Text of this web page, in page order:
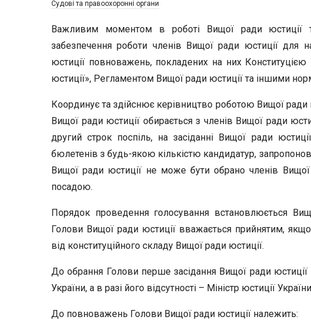
Судові та правоохоронні органи
Важливим моментом в роботі Вищої ради юстиції
забезпечення роботи членів Вищої ради юстиції для
юстиції повноважень, покладених на них
юстиції», Регламентом Вищої ради юстиції та іншими
Координує та здійснює керівництво роботою Вищої ради
Вищої ради юстиції обирається з членів Вищої ради
другий строк поспіль, на засіданні Вищої ради
бюлетенів з будь-якою кількістю кандидатур,
Вищої ради юстиції не може бути обрано членів Вищої
посадою.
Порядок проведення голосування встановлюється
Голови Вищої ради юстиції вважається прийнятим,
від конституційного складу Вищої ради юстиції.
До обрання Голови перше засідання Вищої ради
України, а в разі його відсутності – Міністр юстиції
До повноважень Голови Вищої ради юстиції належить: